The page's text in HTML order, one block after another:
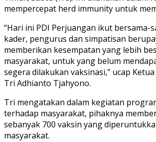
mempercepat herd immunity untuk
“Hari ini PDI Perjuangan ikut bersama-
kader, pengurus dan simpatisan
memberikan kesempatan yang lebih
masyarakat, untuk yang belum
segera dilakukan vaksinasi,” ucap
Tri Adhianto Tjahyono.
Tri mengatakan dalam kegiatan
terhadap masyarakat, pihaknya
sebanyak 700 vaksin yang
masyarakat.